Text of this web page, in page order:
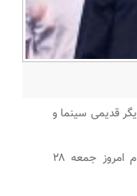
قدیمی سینما و
طبق تایید خانه سینما، زهرا خوشکام امروز جمعه ۲۸